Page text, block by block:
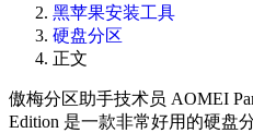
黑苹果安装工具
硬盘分区
正文
傲梅分区助手技术员 AOMEI
Edition 是一款非常好用的硬盘